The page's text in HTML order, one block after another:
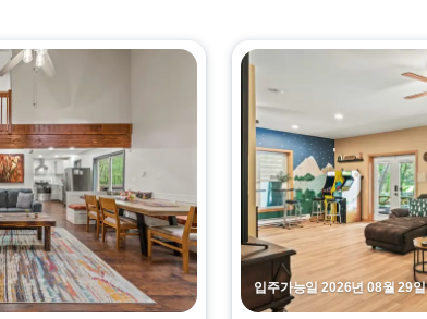
입주가능일 2026년 08월 29일